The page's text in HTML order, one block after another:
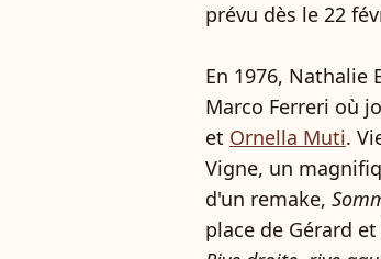
prévu dès le 22
En 1976, Nathalie
Marco Ferreri où
et Ornella Muti.
Vigne, un
d'un remake,
place de Gérard